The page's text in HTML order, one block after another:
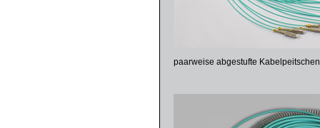
paarweise abgestufte